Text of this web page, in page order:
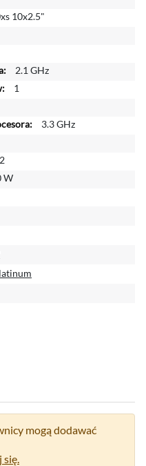
10x2.5"
2.1 GHz
1
3.3 GHz
2
W
mogą dodawać